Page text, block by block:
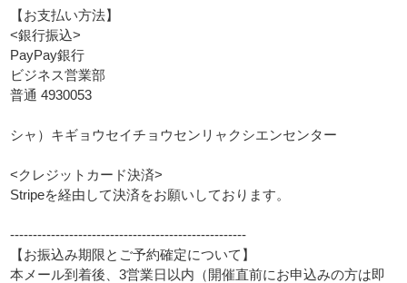
【お支払い方法】
<銀行振込>
PayPay銀行
ビジネス営業部
普通 4930053
シャ）キギョウセイチョウセンリャクシエンセンター
<クレジットカード決済>
Stripeを経由して決済をお願いしております。
----------------------------------------------------
【お振込み期限とご予約確定について】
本メール到着後、3営業日以内（開催直前にお申込みの方は即